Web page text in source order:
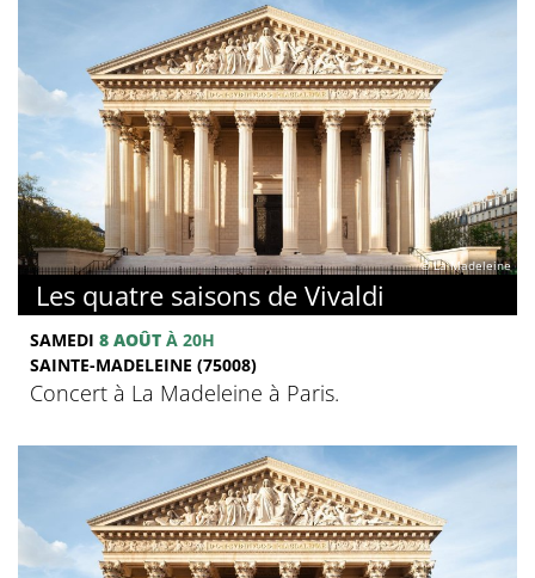
© La Madeleine
Les quatre saisons de Vivaldi
SAMEDI 8 AOÛT À 20H
SAINTE-MADELEINE (75008)
Concert à La Madeleine à Paris.